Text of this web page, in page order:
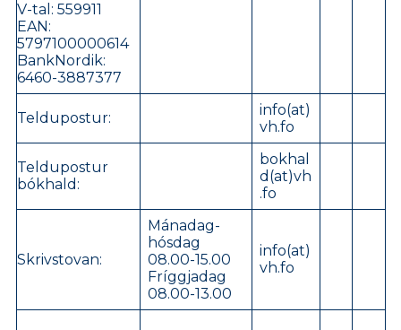
V-tal: 559911
EAN:
5797100000614
BankNordik:
6460-3887377
Teldupostur:
info(at)
vh.fo
Teldupostur
bókhald:
bokhal
d(at)vh
.fo
Skrivstovan:
Mánadag-
hósdag
08.00-15.00
Fríggjadag
08.00-13.00
info(at)
vh.fo